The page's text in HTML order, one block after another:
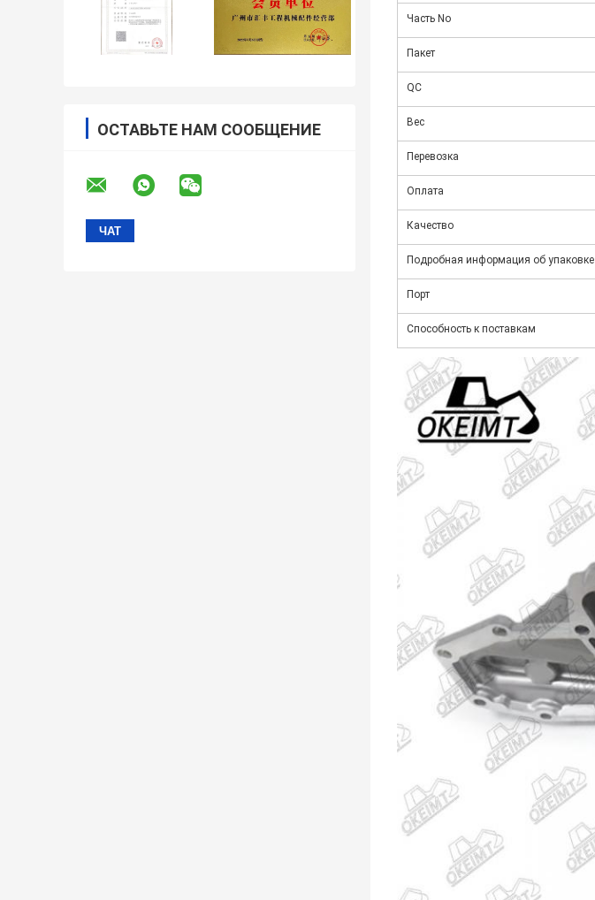
ОСТАВЬТЕ НАМ СООБЩЕНИЕ
Часть No
Пакет
QC
Вес
Перевозка
Оплата
Качество
Подробная информация об упаковке
Порт
Способность к поставкам